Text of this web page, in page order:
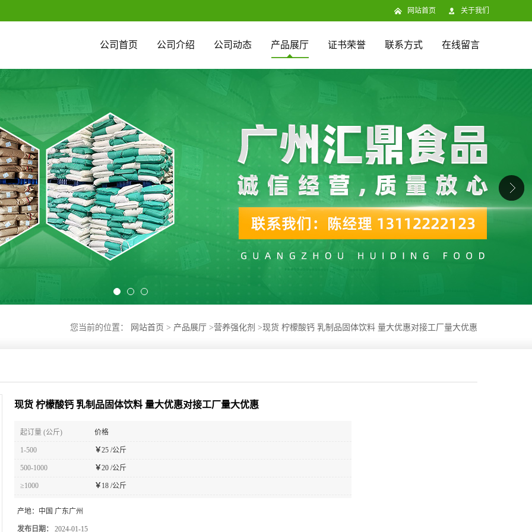
网站首页 关于我们
公司首页 公司介绍 公司动态 产品展厅 证书荣誉 联系方式 在线留言
您当前的位置： 网站首页 > 产品展厅 >营养强化剂 >现货 柠檬酸钙 乳制品固体饮料 量大优惠对接工厂量大优惠
现货 柠檬酸钙 乳制品固体饮料 量大优惠对接工厂量大优惠
起订量 (公斤) 价格
1-500 ￥25 /公斤
500-1000 ￥20 /公斤
≥1000 ￥ 18 /公斤
产地： 中国 广东广州
发布日期： 2024-01-15